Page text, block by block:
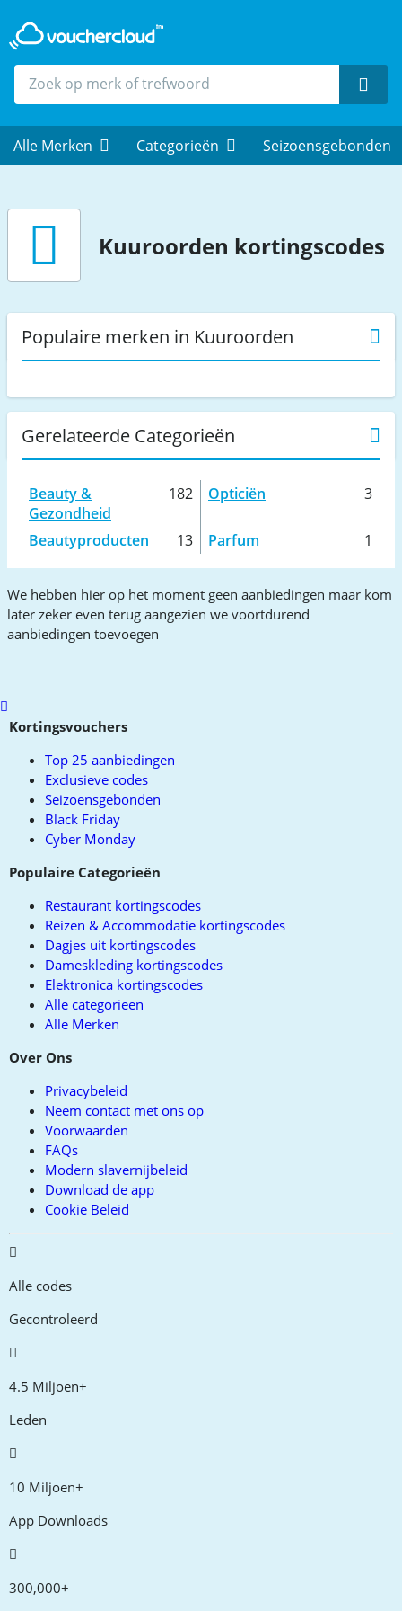
Alle Merken Categorieën Seizoensgebonden
Kuuroorden kortingscodes
Populaire merken in Kuuroorden
Gerelateerde Categorieën
Beauty &
Gezondheid
182 Opticiën 3
Beautyproducten 13 Parfum 1
We hebben hier op het moment geen aanbiedingen maar kom
later zeker even terug aangezien we voortdurend
aanbiedingen toevoegen
Scroll
toKortingsvouchers
Top 25 aanbiedingen
Exclusieve codes
Seizoensgebonden
Black Friday
Cyber Monday
Populaire Categorieën
Restaurant kortingscodes
Reizen & Accommodatie kortingscodes
Dagjes uit kortingscodes
Dameskleding kortingscodes
Elektronica kortingscodes
Alle categorieën
Alle Merken
Over Ons
Privacybeleid
Neem contact met ons op
Voorwaarden
FAQs
Modern slavernijbeleid
Download de app
Cookie Beleid
Alle codes
Gecontroleerd
4.5 Miljoen+
Leden
10 Miljoen+
App Downloads
300,000+